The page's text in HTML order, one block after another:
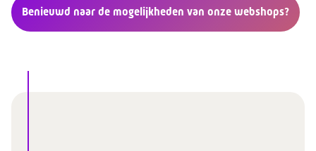
Benieuwd naar de mogelijkheden van onze webshops?